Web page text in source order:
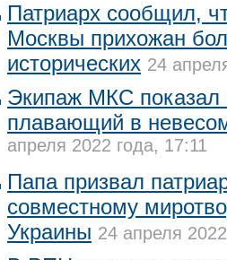
Патриарх сообщил,
Москвы прихожан
исторических 24
Экипаж МКС показал
плавающий в
апреля 2022 года, 17:11
Папа призвал
совместному
Украины 24 апреля